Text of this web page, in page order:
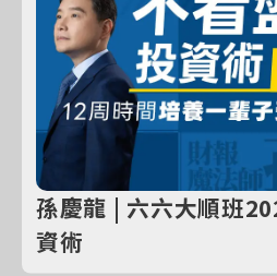
孫慶龍 | 六六大順班
資術